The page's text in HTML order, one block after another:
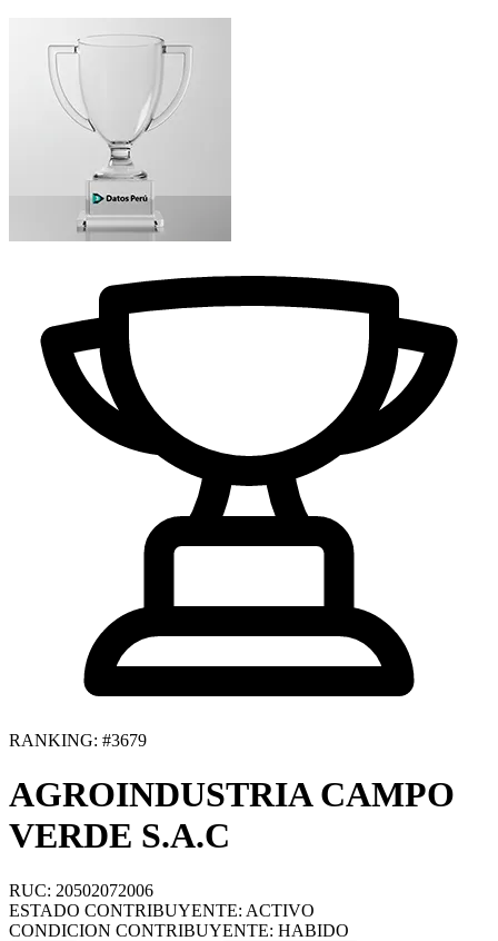
RANKING: #3679
AGROINDUSTRIA CAMPO
VERDE S.A.C
RUC: 20502072006
ESTADO CONTRIBUYENTE: ACTIVO
CONDICION CONTRIBUYENTE: HABIDO